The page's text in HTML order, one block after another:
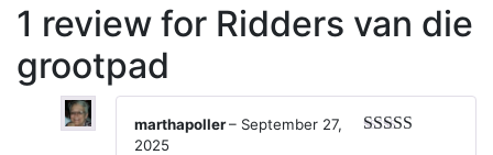
1 review for Ridders van die
grootpad
marthapoller– September 27,
2025